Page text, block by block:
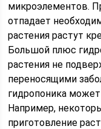
микроэлементов.
отпадает
растения растут
Большой плюс
растения не
переносящими
гидропоника
Например,
приготовление